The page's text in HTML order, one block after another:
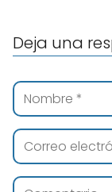
Deja una